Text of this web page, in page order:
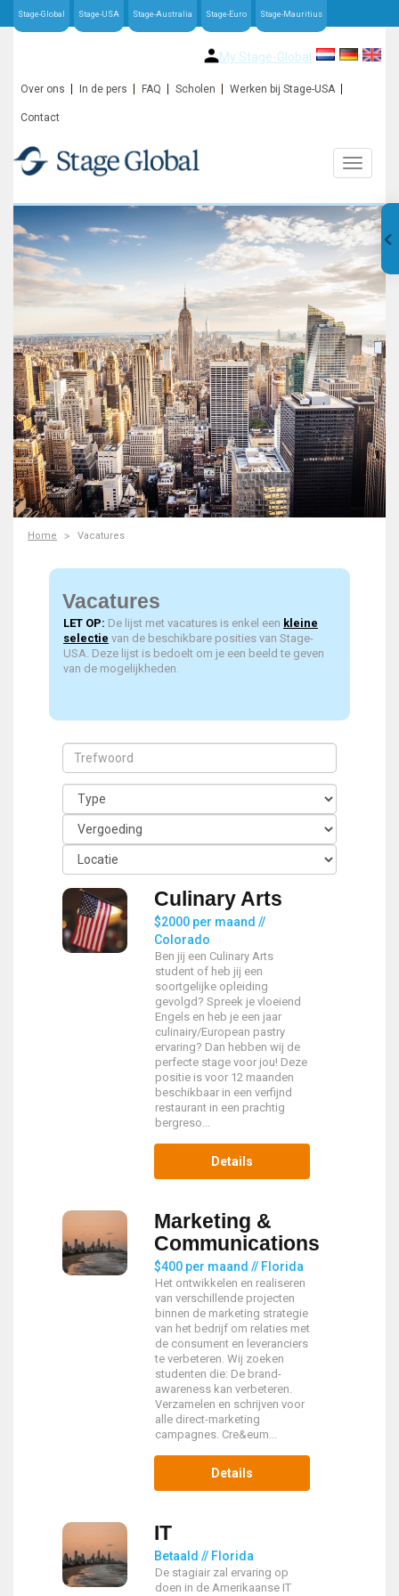
Stage-Global Stage-USA Stage-Australia Stage-Euro Stage-Mauritius
My Stage-Global
Over ons In de pers FAQ Scholen Werken bij Stage-USA
Contact
Home Vacatures
Vacatures
LET OP: De lijst met vacatures is enkel een kleine
selectie van de beschikbare posities van Stage-
USA. Deze lijst is bedoelt om je een beeld te geven
van de mogelijkheden.
Culinary Arts
$2000 per maand //
Colorado
Ben jij een Culinary Arts
student of heb jij een
soortgelijke opleiding
gevolgd? Spreek je vloeiend
Engels en heb je een jaar
culinairy/European pastry
ervaring? Dan hebben wij de
perfecte stage voor jou! Deze
positie is voor 12 maanden
beschikbaar in een verfijnd
restaurant in een prachtig
bergreso...
Details
Marketing &
Communications
$400 per maand // Florida
Het ontwikkelen en realiseren
van verschillende projecten
binnen de marketing strategie
van het bedrijf om relaties met
de consument en leveranciers
te verbeteren. Wij zoeken
studenten die: De brand-
awareness kan verbeteren.
Verzamelen en schrijven voor
alle direct-marketing
campagnes. Cre&eum...
Details
IT
Betaald // Florida
De stagiair zal ervaring op
doen in de Amerikaanse IT